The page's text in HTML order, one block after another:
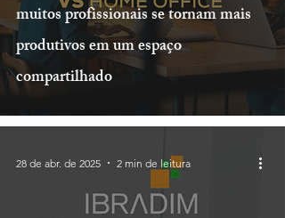
muitos profissionais se tornam mais
produtivos em um espaço
compartilhado
28 de abr. de 2025 2 min de leitura